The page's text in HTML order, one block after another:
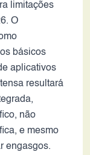
limitações
O
básicos
aplicativos
resultará
não
e mesmo
engasgos.